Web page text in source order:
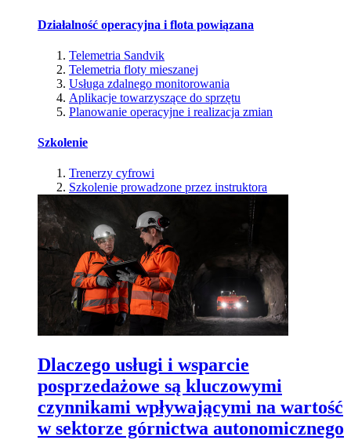
Działalność operacyjna i flota powiązana
Telemetria Sandvik
Telemetria floty mieszanej
Usługa zdalnego monitorowania
Aplikacje towarzyszące do sprzętu
Planowanie operacyjne i realizacja zmian
Szkolenie
Trenerzy cyfrowi
Szkolenie prowadzone przez instruktora
Dlaczego usługi i wsparcie
posprzedażowe są kluczowymi
czynnikami wpływającymi na wartość
w sektorze górnictwa autonomicznego